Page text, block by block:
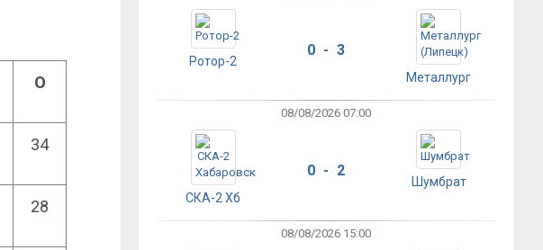
О
34
28
Ротор-2
0 - 3
Металлург
08/08/2026 07:00
СКА-2 Хб
0 - 2
Шумбрат
08/08/2026 15:00